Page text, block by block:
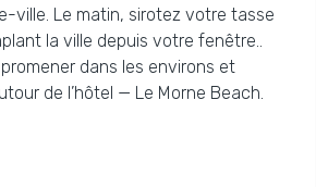
ville. Le matin, sirotez votre tasse
la ville depuis votre fenêtre..
dans les environs et
de l’hôtel — Le Morne Beach.